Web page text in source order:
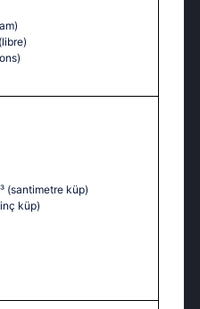
(libre)
(santimetre küp)
küp)